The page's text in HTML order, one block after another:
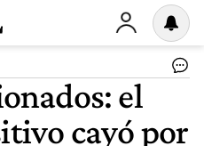
el
cayó por